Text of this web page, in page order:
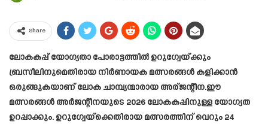
Share
ലോകകപ്പ് യോഗ്യതാ പോരാട്ടത്തിൽ ഉറുഗ്വേയ്ക്കും
ബ്രസീലിനുമെതിരായ നിർണായക മത്സരങ്ങൾ കളിക്കാൻ
ഒരുങ്ങുകയാണ് ലോക ചാമ്പ്യന്മാരായ അര്ജന്റീന.ഈ
മത്സരങ്ങൾ അർജന്റീനയുടെ 2026 ലോകകപ്പിനുള്ള യോഗ്യത
ഉറപ്പാക്കും. ഉറുഗ്വേയ്‌ക്കെതിരായ മത്സരത്തിന് വെറും 24